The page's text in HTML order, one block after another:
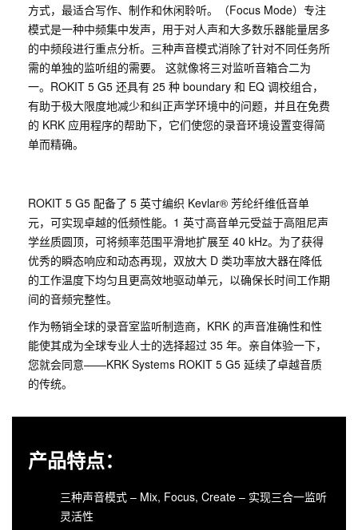
方式，最适合写作、制作和休闲聆听。（Focus Mode）专注
模式是一种中频集中发声，用于对人声和大多数乐器能量居多
的中频段进行重点分析。三种声音模式消除了针对不同任务所
需的单独的监听组的需要。 这就像将三对监听音箱合二为
一。ROKIT 5 G5 还具有 25 种 boundary 和 EQ 调校组合，
有助于极大限度地减少和纠正声学环境中的问题，并且在免费
的 KRK 应用程序的帮助下，它们使您的录音环境设置变得简
单而精确。
ROKIT 5 G5 配备了 5 英寸编织 Kevlar® 芳纶纤维低音单
元，可实现卓越的低频性能。1 英寸高音单元受益于高阻尼声
学丝质圆顶，可将频率范围平滑地扩展至 40 kHz。为了获得
优秀的瞬态响应和动态再现，双放大 D 类功率放大器在降低
的工作温度下均匀且更高效地驱动单元，以确保长时间工作期
间的音频完整性。
作为畅销全球的录音室监听制造商，KRK 的声音准确性和性
能使其成为全球专业人士的选择超过 35 年。亲自体验一下，
您就会同意——KRK Systems ROKIT 5 G5 延续了卓越音质
的传统。
产品特点：
三种声音模式 – Mix, Focus, Create – 实现三合一监听
灵活性